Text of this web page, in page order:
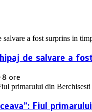
de salvare a
8 ore
Fiul